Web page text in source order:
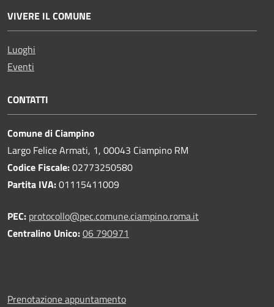
VIVERE IL COMUNE
Luoghi
Eventi
CONTATTI
Comune di Ciampino
Largo Felice Armati, 1, 00043 Ciampino RM
Codice Fiscale:02773250580
Partita IVA:01115411009
PEC: protocollo@pec.comune.ciampino.roma.it
Centralino Unico:06 790971
Prenotazione appuntamento